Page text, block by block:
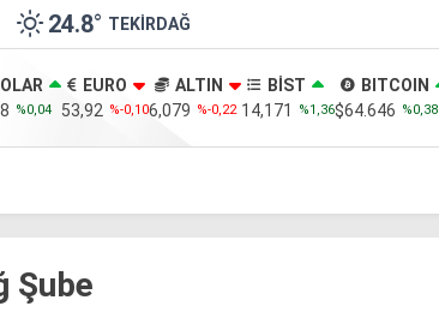
24.8° TEKIRDAĞ
%0,04
EURO
53,92 %-0,10
ALTIN
6,079 %-0,22
BİST
14,171
%1,36
BITCOIN
$64.646 %0,38
Şube